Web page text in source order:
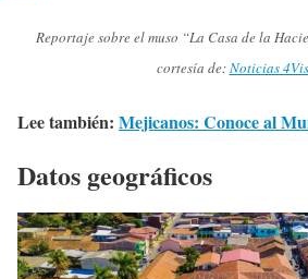
Reportaje sobre el muso “La Casa de la
cortesía de:Noticias
Lee también: Mejicanos: Conoce al
Datos geográficos